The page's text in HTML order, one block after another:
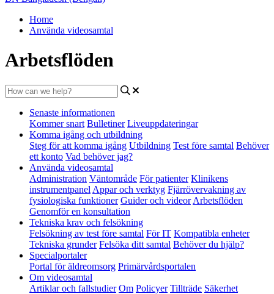
Home
Använda videosamtal
Arbetsflöden
Senaste informationen
Kommer snart Bulletiner Liveuppdateringar
Komma igång och utbildning
Steg för att komma igång Utbildning Test före samtal Behöver
ett konto Vad behöver jag?
Använda videosamtal
Administration Väntområde För patienter Klinikens
instrumentpanel Appar och verktyg Fjärrövervakning av
fysiologiska funktioner Guider och videor Arbetsflöden
Genomför en konsultation
Tekniska krav och felsökning
Felsökning av test före samtal För IT Kompatibla enheter
Tekniska grunder Felsöka ditt samtal Behöver du hjälp?
Specialportaler
Portal för äldreomsorg Primärvårdsportalen
Om videosamtal
Artiklar och fallstudier Om Policyer Tillträde Säkerhet